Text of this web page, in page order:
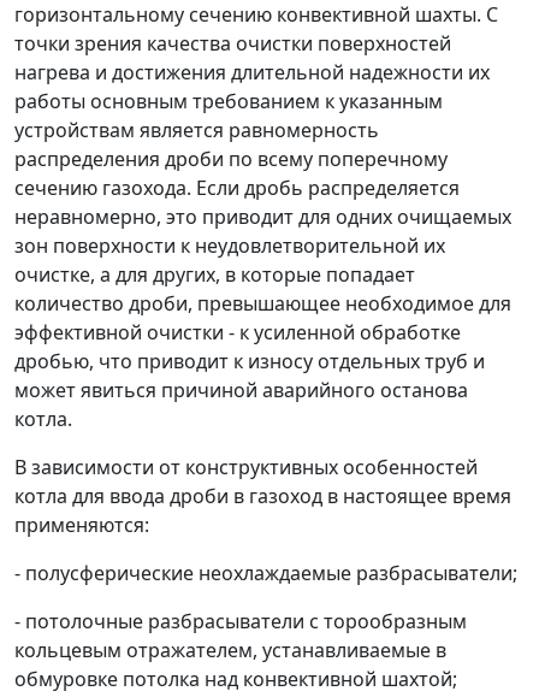
горизонтальному сечению конвективной шахты. С
точки зрения качества очистки поверхностей
нагрева и достижения длительной надежности их
работы основным требованием к указанным
устройствам является равномерность
распределения дроби по всему поперечному
сечению газохода. Если дробь распределяется
неравномерно, это приводит для одних очищаемых
зон поверхности к неудовлетворительной их
очистке, а для других, в которые попадает
количество дроби, превышающее необходимое для
эффективной очистки - к усиленной обработке
дробью, что приводит к износу отдельных труб и
может явиться причиной аварийного останова
котла.
В зависимости от конструктивных особенностей
котла для ввода дроби в газоход в настоящее время
применяются:
- полусферические неохлаждаемые разбрасыватели;
- потолочные разбрасыватели с торообразным
кольцевым отражателем, устанавливаемые в
обмуровке потолка над конвективной шахтой;